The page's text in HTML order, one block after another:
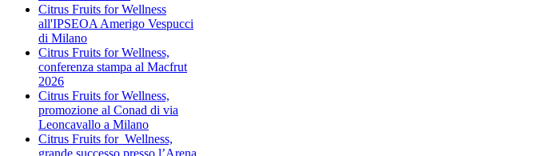
Citrus Fruits for Wellness
all'IPSEOA Amerigo Vespucci
di Milano
Citrus Fruits for Wellness,
conferenza stampa al Macfrut
2026
Citrus Fruits for Wellness,
promozione al Conad di via
Leoncavallo a Milano
Citrus Fruits for Wellness,
grande successo presso l’Arena